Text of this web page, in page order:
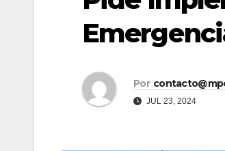
Por
JUL 23, 2024